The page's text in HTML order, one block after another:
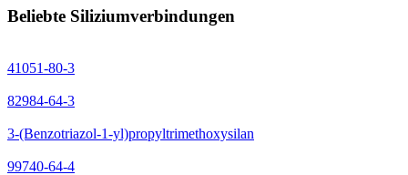
Beliebte Siliziumverbindungen
41051-80-3
82984-64-3
3-(Benzotriazol-1-yl)propyltrimethoxysilan
99740-64-4